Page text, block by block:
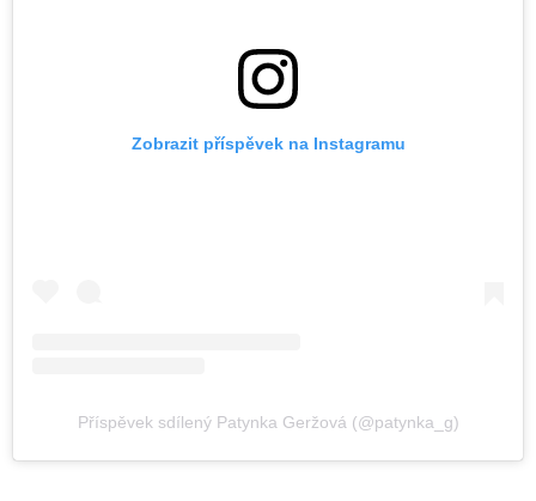
Zobrazit příspěvek na Instagramu
Příspěvek sdílený Patynka Geržová (@patynka_g)